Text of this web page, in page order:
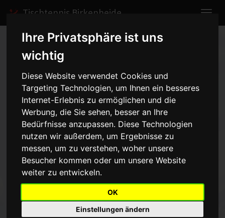
Ihre Privatsphäre ist uns
wichtig
Diese Website verwendet Cookies und
Targeting Technologien, um Ihnen ein besseres
Internet-Erlebnis zu ermöglichen und die
Werbung, die Sie sehen, besser an Ihre
Bedürfnisse anzupassen. Diese Technologien
nutzen wir außerdem, um Ergebnisse zu
messen, um zu verstehen, woher unsere
Besucher kommen oder um unsere Website
weiter zu entwickeln.
OK
Einstellungen ändern
Tischtennis Birkenheide
Home Spiele 2004/2005
Jungen I
Spielbericht anzeigen
TTC Altrip - Jungen I - 6:3
vom 20.11.2004 14:30 Uhr
In einem an Spannung nicht zu überbietenden Spiel unterlagen
unsere Jungs ,vor vielen mitgereisten Fans,recht unglücklich
gegen den Tabellenführer aus Altrip.Jeder unserer Spieler hatte
fehlte das notwendige Quentchen Glück und die Erfahrung.Macht
weiter so,ihr seid auf einem sehr guten Weg. Die Punkte
holten:Langstein/Marcello 1, Langstein 1, Erlewein 1,